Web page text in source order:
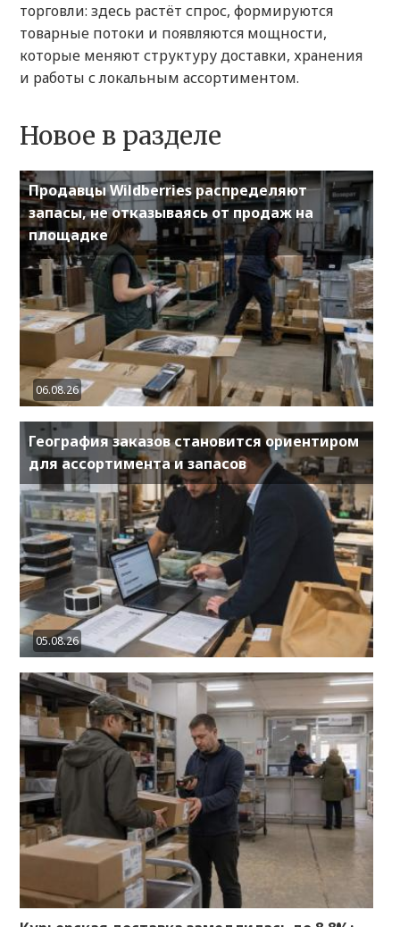
торговли: здесь растёт спрос, формируются
товарные потоки и появляются мощности,
которые меняют структуру доставки, хранения
и работы с локальным ассортиментом.
Новое в разделе
Продавцы Wildberries распределяют
запасы, не отказываясь от продаж на
площадке
06.08.26
География заказов становится ориентиром
для ассортимента и запасов
05.08.26